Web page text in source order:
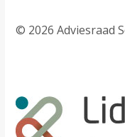
© 2026 Adviesraad